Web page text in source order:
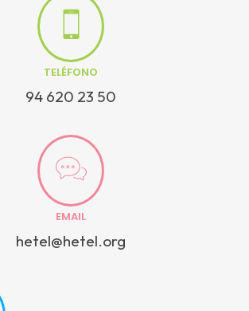
TELÉFONO
94 620 23 50
EMAIL
hetel@hetel.org